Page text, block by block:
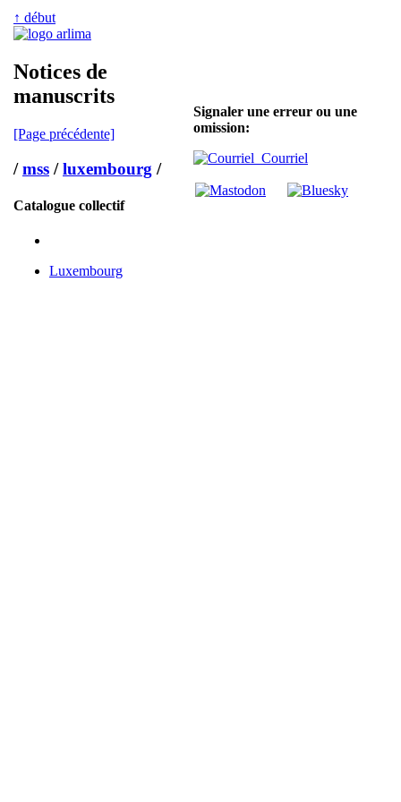
↑ début
Notices de
manuscrits
[Page précédente]
/mss /luxembourg /
Catalogue collectif
Luxembourg
Signaler une erreur ou une
omission:
Courriel